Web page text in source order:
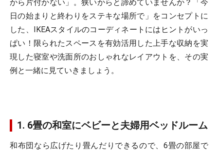
から片付かない」。狭いからと諦めていませんか？「今
日の始まりと終わりをステキな場所で」をコンセプトに
した、IKEAスタイルのコーディネートにはヒントがいっ
ぱい！限られたスペースを有効活用した上手な収納を実
現した寝室や洗面所のおしゃれなレイアウトを、その実
例と一緒に見ていきましょう。
1. 6畳の和室にベビーと夫婦用ベッドルーム
和布団なら広げたり畳んだりできるので、6畳の部屋で